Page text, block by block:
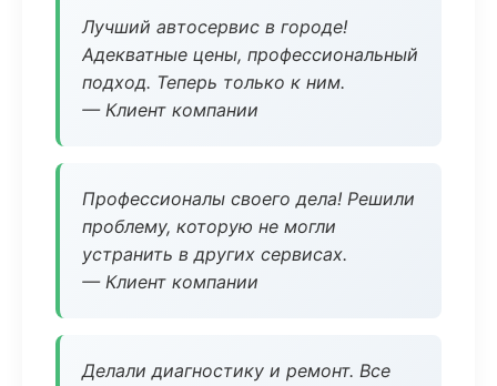
Лучший автосервис в городе!
Адекватные цены, профессиональный
подход. Теперь только к ним.
— Клиент компании
Профессионалы своего дела! Решили
проблему, которую не могли
устранить в других сервисах.
— Клиент компании
Делали диагностику и ремонт. Все